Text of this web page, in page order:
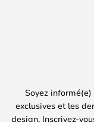
Soyez
exclusives et les
design. Inscrivez-